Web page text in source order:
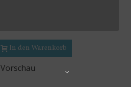
In den Warenkorb
Vorschau